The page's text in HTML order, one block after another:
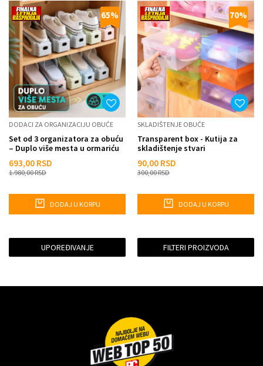
65%
DODACI ZA ORGANIZACIJU OBUĆE
Set od 3 organizatora za obuću
– Duplo više mesta u ormariću
693,00 RSD
1.980,00RSD
DODAJ U KORPU
70%
SKLADIŠTENJE OBUĆE
Transparent box - Kutija za
skladištenje stvari
90,00 RSD
300,00RSD
DODAJ U KORPU
UPOREĐIVANJE FILTERI PROIZVODA